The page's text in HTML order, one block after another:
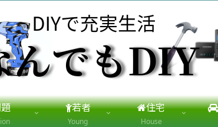
若者
Young
住宅
House